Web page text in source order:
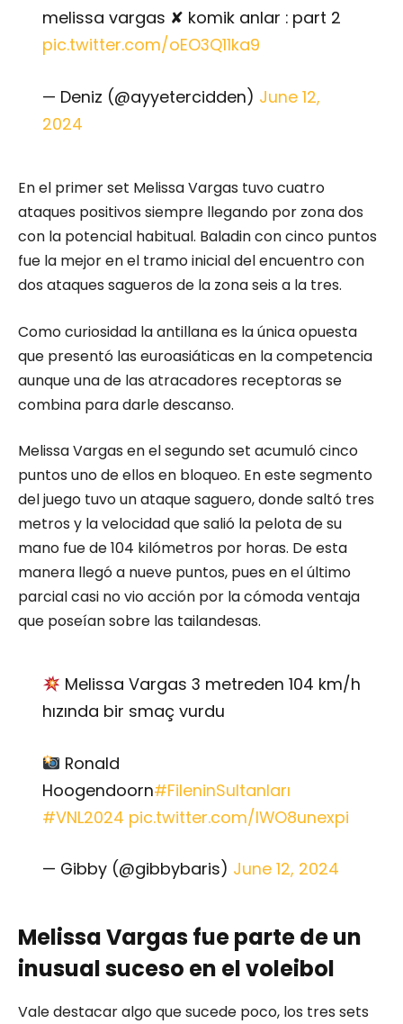
melissa vargas ✘ komik anlar : part 2
pic.twitter.com/oEO3Q11ka9
— Deniz (@ayyetercidden) June 12,
2024
En el primer set Melissa Vargas tuvo cuatro
ataques positivos siempre llegando por zona dos
con la potencial habitual. Baladin con cinco puntos
fue la mejor en el tramo inicial del encuentro con
dos ataques sagueros de la zona seis a la tres.
Como curiosidad la antillana es la única opuesta
que presentó las euroasiáticas en la competencia
aunque una de las atracadores receptoras se
combina para darle descanso.
Melissa Vargas en el segundo set acumuló cinco
puntos uno de ellos en bloqueo. En este segmento
del juego tuvo un ataque saguero, donde saltó tres
metros y la velocidad que salió la pelota de su
mano fue de 104 kilómetros por horas. De esta
manera llegó a nueve puntos, pues en el último
parcial casi no vio acción por la cómoda ventaja
que poseían sobre las tailandesas.
Melissa Vargas 3 metreden 104 km/h
hızında bir smaç vurdu
Ronald
Hoogendoorn#FileninSultanları
#VNL2024 pic.twitter.com/lWO8unexpi
— Gibby (@gibbybaris) June 12, 2024
Melissa Vargas fue parte de un
inusual suceso en el voleibol
Vale destacar algo que sucede poco, los tres sets